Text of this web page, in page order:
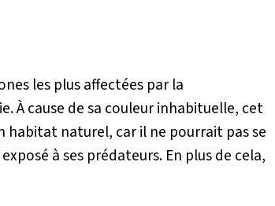
les plus affectées par la
À cause de sa couleur inhabituelle, cet
habitat naturel, car il ne pourrait pas se
à ses prédateurs. En plus de cela,